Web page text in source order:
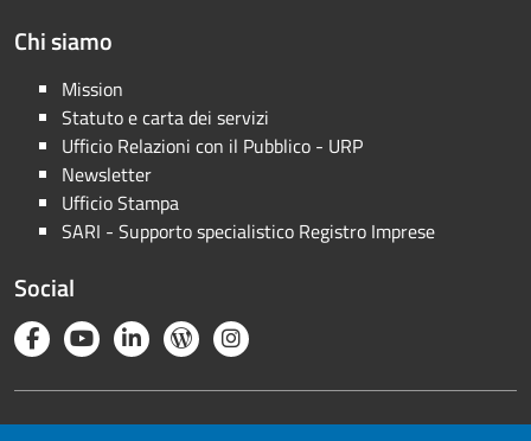
Chi siamo
Mission
Statuto e carta dei servizi
Ufficio Relazioni con il Pubblico - URP
Newsletter
Ufficio Stampa
SARI - Supporto specialistico Registro Imprese
Social
Note legali